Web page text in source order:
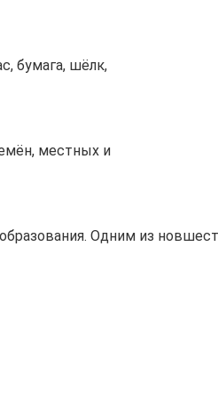
бумага, шёлк,
местных и
Одним из